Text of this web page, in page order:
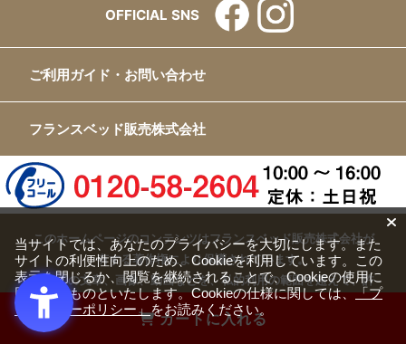
カートに入れる
OFFICIAL SNS
ご利用ガイド・お問い合わせ
フランスベッド販売株式会社
このホームページのコンテンツはフランスベッド販売株式会社が
有する著作権により保護されています。
すべての文章、画像、動画などを、私的利用の範囲を超えて、許
可なく複製、改変、転載することは禁じられています。
Copyright(c) FRANCEBED Sales Co., ltd. All Rights Reserved.
当サイトでは、あなたのプライバシーを大切にします。また
サイトの利便性向上のため、Cookieを利用しています。この
表示を閉じるか、閲覧を継続されることで、Cookieの使用に
同意するものといたします。Cookieの仕様に関しては、「プ
ライバシーポリシー」をお読みください。